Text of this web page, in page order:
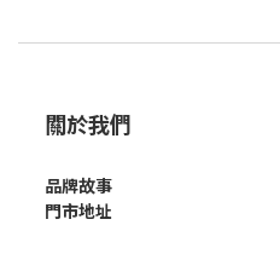
關於我們
品牌故事
門市地址